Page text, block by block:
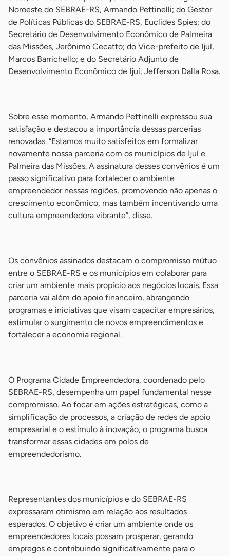
Noroeste do SEBRAE-RS, Armando Pettinelli; do Gestor
de Políticas Públicas do SEBRAE-RS, Euclides Spies; do
Secretário de Desenvolvimento Econômico de Palmeira
das Missões, Jerônimo Cecatto; do Vice-prefeito de Ijuí,
Marcos Barrichello; e do Secretário Adjunto de
Desenvolvimento Econômico de Ijuí, Jefferson Dalla Rosa.
Sobre esse momento, Armando Pettinelli expressou sua
satisfação e destacou a importância dessas parcerias
renovadas. “Estamos muito satisfeitos em formalizar
novamente nossa parceria com os municípios de Ijuí e
Palmeira das Missões. A assinatura desses convênios é um
passo significativo para fortalecer o ambiente
empreendedor nessas regiões, promovendo não apenas o
crescimento econômico, mas também incentivando uma
cultura empreendedora vibrante”, disse.
Os convênios assinados destacam o compromisso mútuo
entre o SEBRAE-RS e os municípios em colaborar para
criar um ambiente mais propício aos negócios locais. Essa
parceria vai além do apoio financeiro, abrangendo
programas e iniciativas que visam capacitar empresários,
estimular o surgimento de novos empreendimentos e
fortalecer a economia regional.
O Programa Cidade Empreendedora, coordenado pelo
SEBRAE-RS, desempenha um papel fundamental nesse
compromisso. Ao focar em ações estratégicas, como a
simplificação de processos, a criação de redes de apoio
empresarial e o estímulo à inovação, o programa busca
transformar essas cidades em polos de
empreendedorismo.
Representantes dos municípios e do SEBRAE-RS
expressaram otimismo em relação aos resultados
esperados. O objetivo é criar um ambiente onde os
empreendedores locais possam prosperar, gerando
empregos e contribuindo significativamente para o